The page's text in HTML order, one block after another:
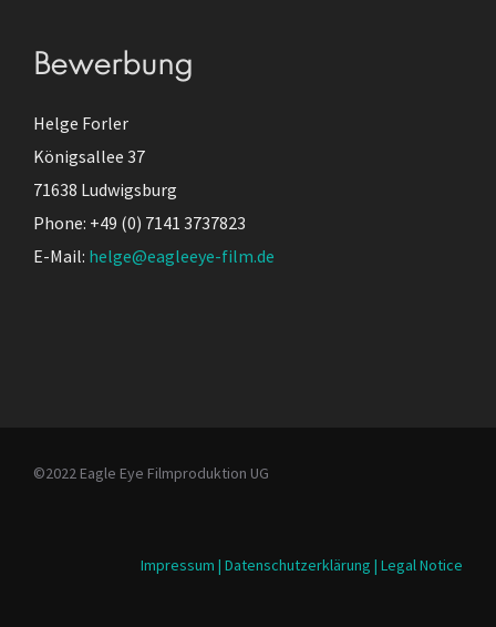
Bewerbung
Helge Forler
Königsallee 37
71638 Ludwigsburg
Phone: +49 (0) 7141 3737823
E-Mail: helge@eagleeye-film.de
©2022 Eagle Eye Filmproduktion UG
Impressum | Datenschutzerklärung | Legal Notice